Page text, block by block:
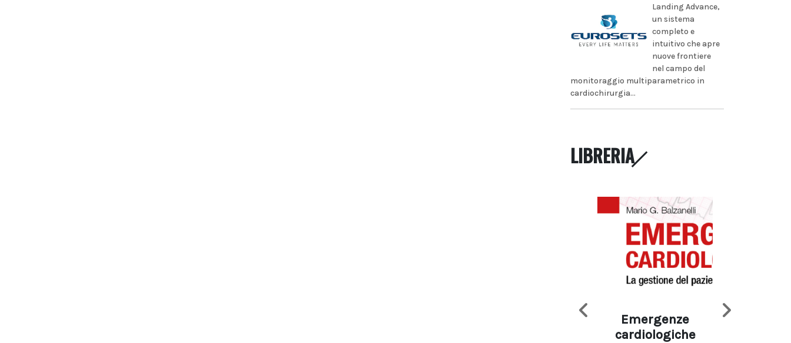
Landing Advance,
un sistema
completo e
intuitivo che apre
nuove frontiere
nel campo del
monitoraggio multiparametrico in
cardiochirurgia...
LIBRERIA
Emergenze
cardiologiche